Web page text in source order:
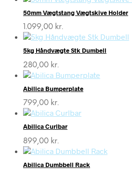
50mm Vægtstang Vægtskive Holder
1.099,00 kr.
5kg Håndvægte Stk Dumbell
280,00 kr.
Abilica Bumperplate
799,00 kr.
Abilica Curlbar
899,00 kr.
Abilica Dumbbell Rack